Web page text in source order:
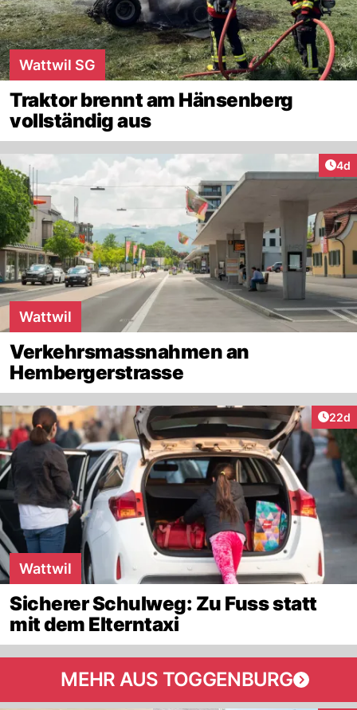
Wattwil SG
Traktor brennt am Hänsenberg
vollständig aus
4d
Wattwil
Verkehrsmassnahmen an
Hembergerstrasse
22d
Wattwil
Sicherer Schulweg: Zu Fuss statt
mit dem Elterntaxi
MEHR AUS TOGGENBURG